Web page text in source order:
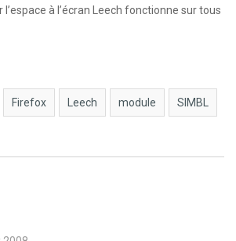
à l’écran Leech fonctionne sur tous
Firefox Leech module SIMBL